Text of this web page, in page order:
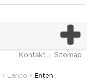
Kontakt Sitemap
Lanco Enten